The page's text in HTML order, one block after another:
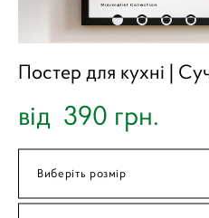
Постер для кухні |
від 390 грн.
Виберіть розмір